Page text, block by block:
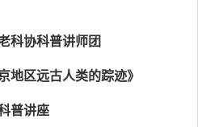
科协科普讲师团
地区远古人类的踪迹》
普讲座